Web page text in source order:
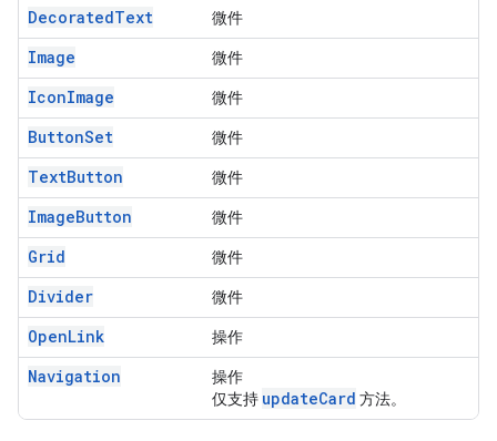
DecoratedText 微件
Image 微件
IconImage 微件
ButtonSet 微件
TextButton 微件
ImageButton 微件
Grid 微件
Divider 微件
OpenLink 操作
Navigation
操作
仅支持 updateCard 方法。